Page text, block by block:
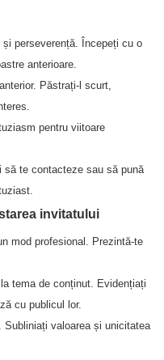
și perseverență. Începeți cu o
anterioare.
Păstrați-l scurt,
pentru viitoare
să te contacteze sau să pună
invitatului
mod profesional. Prezintă-te
tema de conținut. Evidențiați
cu publicul lor.
valoarea și unicitatea